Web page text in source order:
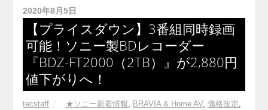
2020年8月5日
【プライスダウン】3番組同時録画
可能！ソニー製BDレコーダー
『BDZ-FT2000（2TB）』が2,880円
値下がりへ！
tecstaff ★ソニー新着情報, BRAVIA & Home AV, 価格改定,